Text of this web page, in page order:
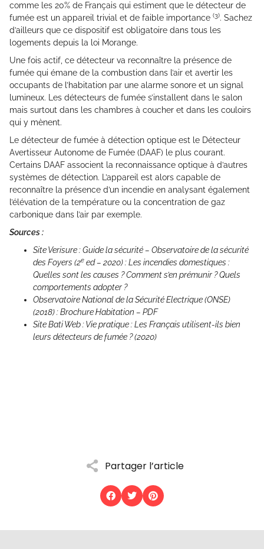
Partager l’article
comme les 20% de Français qui estiment que le détecteur de
fumée est un appareil trivial et de faible importance (3). Sachez
d’ailleurs que ce dispositif est obligatoire dans tous les
logements depuis la loi Morange.
Une fois actif, ce détecteur va reconnaître la présence de
fumée qui émane de la combustion dans l’air et avertir les
occupants de l’habitation par une alarme sonore et un signal
lumineux. Les détecteurs de fumée s’installent dans le salon
mais surtout dans les chambres à coucher et dans les couloirs
qui y mènent.
Le détecteur de fumée à détection optique est le Détecteur
Avertisseur Autonome de Fumée (DAAF) le plus courant.
Certains DAAF associent la reconnaissance optique à d’autres
systèmes de détection. L’appareil est alors capable de
reconnaître la présence d’un incendie en analysant également
l’élévation de la température ou la concentration de gaz
carbonique dans l’air par exemple.
Sources :
Site Verisure : Guide la sécurité – Observatoire de la sécurité
des Foyers (2e ed – 2020) : Les incendies domestiques :
Quelles sont les causes ? Comment s’en prémunir ? Quels
comportements adopter ?
Observatoire National de la Sécurité Electrique (ONSE)
(2018) : Brochure Habitation – PDF
Site Bati Web : Vie pratique : Les Français utilisent-ils bien
leurs détecteurs de fumée ? (2020)